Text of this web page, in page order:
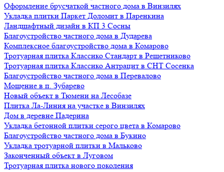
Оформление брусчаткой частного дома в Винзилях
Укладка плитки Паркет Доломит в Паренкина
Ландшафтный дизайн в КП 3 Сосны
Благоустройство частного дома в Дударева
Комплексное благоустройство дома в Комарово
Тротуарная плитка Классико Стандарт в Решетниково
Тротуарная плитка Классико Антрацит в СНТ Сосенка
Благоустройство частного дома в Перевалово
Мощение в п. Зубарево
Новый объект в Тюмени на Лесобазе
Плитка Ла-Линия на участке в Винзилях
Дом в деревне Падерина
Укладка бетонной плитки серого цвета в Комарово
Благоустройство частного дома в Букино
Укладка тротуарной плитки в Мальково
Законченный объект в Луговом
Тротуарная плитка нового поколения